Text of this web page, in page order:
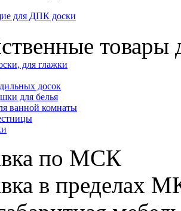
для ДПК доски
товары
для глажки
досок
для белья
ванной комнаты
по МСК
в пределах